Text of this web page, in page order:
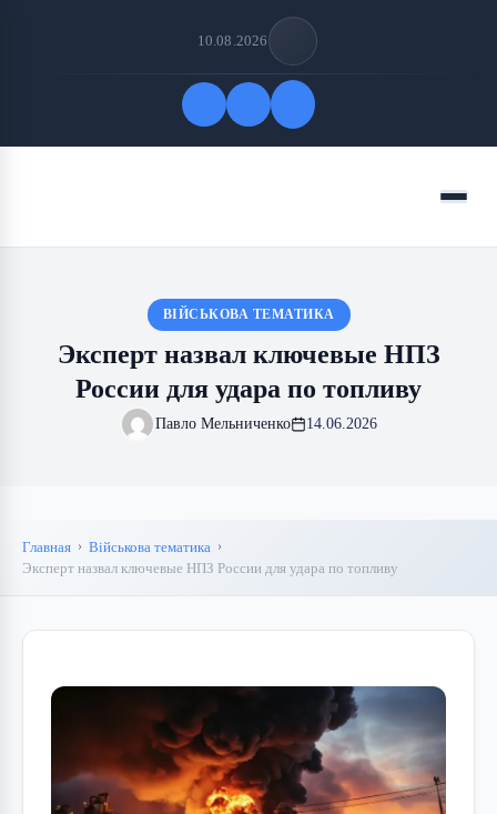
10.08.2026
Меню
ВІЙСЬКОВА ТЕМАТИКА
Эксперт назвал ключевые НПЗ
России для удара по топливу
Павло Мельниченко 14.06.2026
Главная
Військова тематика
Эксперт назвал ключевые НПЗ России для удара по топливу